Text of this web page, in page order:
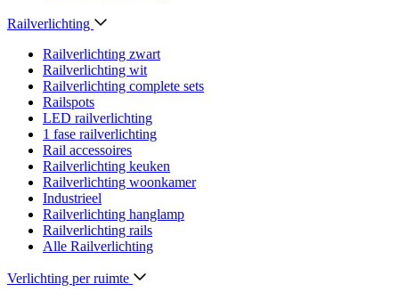
Railverlichting
Railverlichting zwart
Railverlichting wit
Railverlichting complete sets
Railspots
LED railverlichting
1 fase railverlichting
Rail accessoires
Railverlichting keuken
Railverlichting woonkamer
Industrieel
Railverlichting hanglamp
Railverlichting rails
Alle Railverlichting
Verlichting per ruimte